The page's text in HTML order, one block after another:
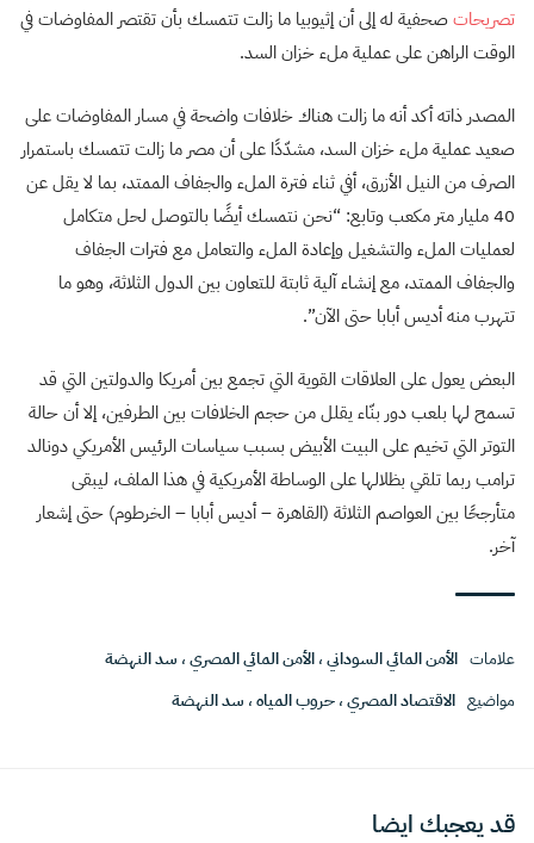
تصريحات صحفية له إلى أن إثيوبيا ما زالت تتمسك بأن تقتصر المفاوضات في
الوقت الراهن على عملية ملء خزان السد.
المصدر ذاته أكد أنه ما زالت هناك خلافات واضحة في مسار المفاوضات على
صعيد عملية ملء خزان السد، مشدّدًا على أن مصر ما زالت تتمسك باستمرار
الصرف من النيل الأزرق، أفي ثناء فترة الملء والجفاف الممتد، بما لا يقل عن
40 مليار متر مكعب وتابع: “نحن نتمسك أيضًا بالتوصل لحل متكامل
لعمليات الملء والتشغيل وإعادة الملء والتعامل مع فترات الجفاف
والجفاف الممتد، مع إنشاء آلية ثابتة للتعاون بين الدول الثلاثة، وهو ما
تتهرب منه أديس أبابا حتى الآن”.
البعض يعول على العلاقات القوية التي تجمع بين أمريكا والدولتين التي قد
تسمح لها بلعب دور بنّاء يقلل من حجم الخلافات بين الطرفين، إلا أن حالة
التوتر التي تخيم على البيت الأبيض بسبب سياسات الرئيس الأمريكي دونالد
ترامب ربما تلقي بظلالها على الوساطة الأمريكية في هذا الملف، ليبقى
متأرجحًا بين العواصم الثلاثة (القاهرة – أديس أبابا – الخرطوم) حتى إشعار
آخر.
علامات الأمن المائي السوداني،الأمن المائي المصري، سد النهضة
مواضيع الاقتصاد المصري،حروب المياه، سد النهضة
قد يعجبك ايضا